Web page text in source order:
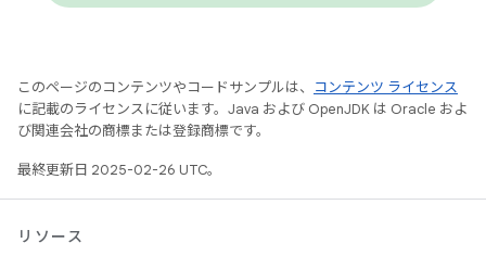
このページのコンテンツやコードサンプルは、
コンテンツ ライセンス
に記載のライセンスに従います。Java および OpenJDK は Oracle およ
び関連会社の商標または登録商標です。
最終更新日 2025-02-26 UTC。
リソース